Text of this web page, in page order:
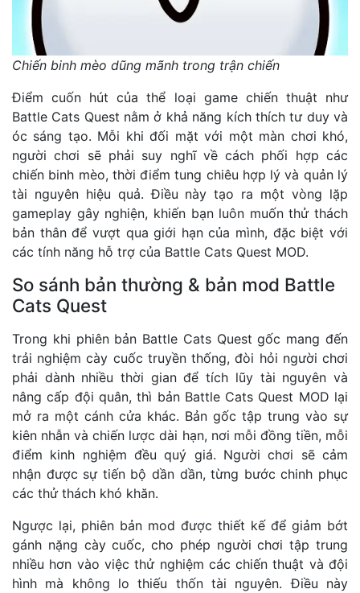
Chiến binh mèo dũng mãnh trong trận chiến
Điểm cuốn hút của thể loại game chiến thuật như
Battle Cats Quest nằm ở khả năng kích thích tư duy và
óc sáng tạo. Mỗi khi đối mặt với một màn chơi khó,
người chơi sẽ phải suy nghĩ về cách phối hợp các
chiến binh mèo, thời điểm tung chiêu hợp lý và quản lý
tài nguyên hiệu quả. Điều này tạo ra một vòng lặp
gameplay gây nghiện, khiến bạn luôn muốn thử thách
bản thân để vượt qua giới hạn của mình, đặc biệt với
các tính năng hỗ trợ của Battle Cats Quest MOD.
So sánh bản thường & bản mod Battle
Cats Quest
Trong khi phiên bản Battle Cats Quest gốc mang đến
trải nghiệm cày cuốc truyền thống, đòi hỏi người chơi
phải dành nhiều thời gian để tích lũy tài nguyên và
nâng cấp đội quân, thì bản Battle Cats Quest MOD lại
mở ra một cánh cửa khác. Bản gốc tập trung vào sự
kiên nhẫn và chiến lược dài hạn, nơi mỗi đồng tiền, mỗi
điểm kinh nghiệm đều quý giá. Người chơi sẽ cảm
nhận được sự tiến bộ dần dần, từng bước chinh phục
các thử thách khó khăn.
Ngược lại, phiên bản mod được thiết kế để giảm bớt
gánh nặng cày cuốc, cho phép người chơi tập trung
nhiều hơn vào việc thử nghiệm các chiến thuật và đội
hình mà không lo thiếu thốn tài nguyên. Điều này